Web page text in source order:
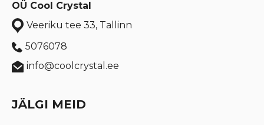
OÜ Cool Crystal
Veeriku tee 33, Tallinn
5076078
info@coolcrystal.ee
JÄLGI MEID